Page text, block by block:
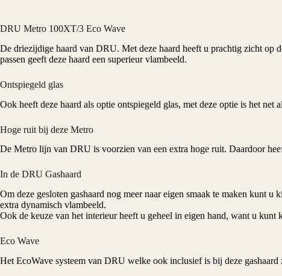
DRU Metro 100XT/3 Eco Wave
De driezijdige haard van DRU. Met deze haard heeft u prachtig zicht op
passen geeft deze haard een superieur vlambeeld.
Ontspiegeld glas
Ook heeft deze haard als optie ontspiegeld glas, met deze optie is het
Hoge ruit bij deze Metro
De Metro lijn van DRU is voorzien van een extra hoge ruit. Daardoor
In de DRU Gashaard
Om deze gesloten gashaard nog meer naar eigen smaak te maken kunt u
extra dynamisch vlambeeld.
Ook de keuze van het interieur heeft u geheel in eigen hand, want u kunt
Eco Wave
Het EcoWave systeem van DRU welke ook inclusief is bij deze gashaard